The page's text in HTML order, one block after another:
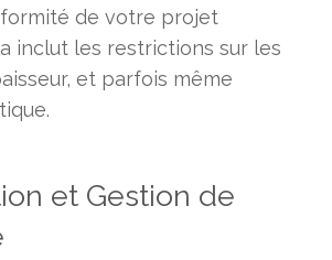
de votre projet
inclut les restrictions sur les
et parfois même
et Gestion de